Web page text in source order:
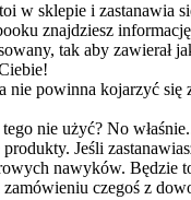
w sklepie i
znajdziesz
tak aby zawierał
powinna kojarzyć się
nie użyć? No
Jeśli
nawyków. Będzie
czegoś z